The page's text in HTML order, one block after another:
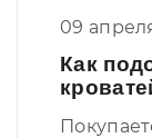
09
Как